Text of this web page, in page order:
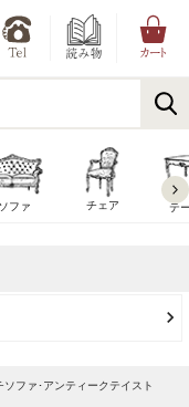
ソファ チェア テ
ソファ･アンティークテイスト